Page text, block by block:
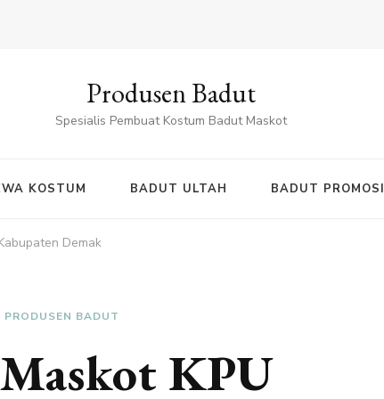
Produsen Badut
Spesialis Pembuat Kostum Badut Maskot
KOSTUM BADUT ULTAH BADUT PROMOSI
Demak
PRODUSEN BADUT
KPU